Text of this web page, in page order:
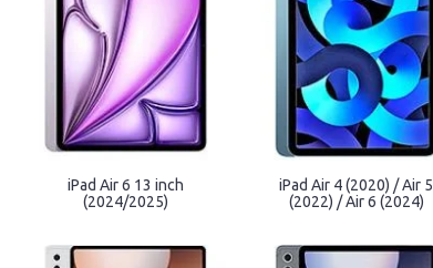
iPad Air 6 13 inch
(2024/2025)
iPad Air 4 (2020) / Air 5
(2022) / Air 6 (2024)